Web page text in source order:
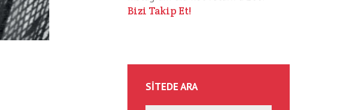
Bizi Takip Et!
SITEDE ARA